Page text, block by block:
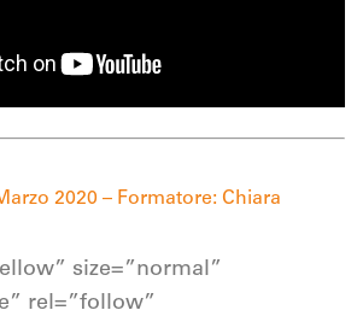
2020 – Formatore: Chiara
size=”normal”
rel=”follow”